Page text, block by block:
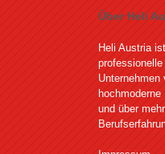
Über Heli
Heli Austria
Unternehmen
und über